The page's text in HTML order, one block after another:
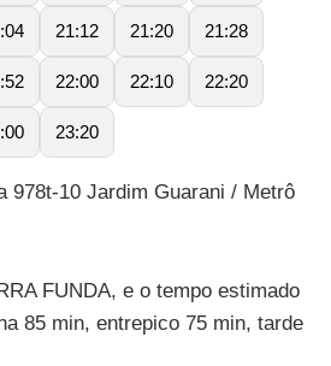
21:12 21:20 21:28
22:00 22:10 22:20
23:20
978t-10 Jardim Guarani / Metrô
FUNDA, e o tempo estimado
85 min, entrepico 75 min, tarde